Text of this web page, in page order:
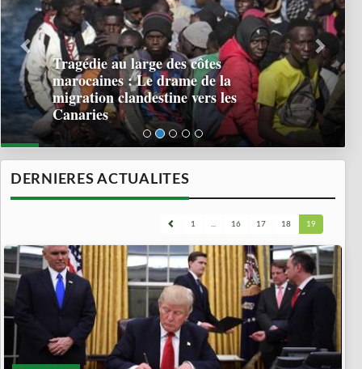
Tragédie au large des côtes
marocaines : Le drame de la
migration clandestine vers les
Canaries
DERNIERES ACTUALITES
1 ... 16 17 18 19